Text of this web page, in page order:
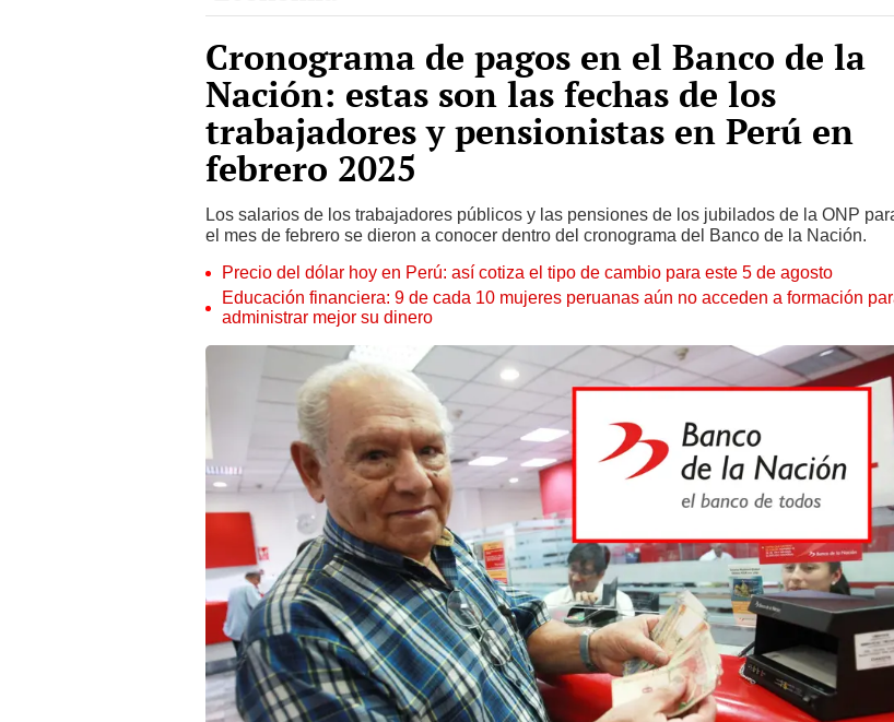
Cronograma de pagos en el Banco de la
Nación: estas son las fechas de los
trabajadores y pensionistas en Perú en
febrero 2025
el mes de febrero se dieron a conocer dentro del cronograma del Banco de la Nación.
Precio del dólar hoy en Perú: así cotiza el tipo de cambio para este 5 de agosto
Educación financiera: 9 de cada 10 mujeres peruanas aún no acceden a formación para
administrar mejor su dinero